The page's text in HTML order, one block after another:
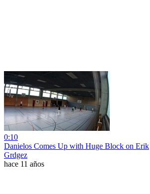
0:10
Danielos Comes Up with Huge Block on Erik
Grdgez
hace 11 años